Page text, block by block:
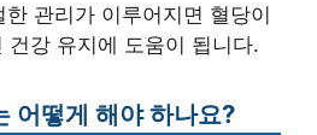
관리가 이루어지면 혈당이
건강 유지에 도움이 됩니다.
어떻게 해야 하나요?